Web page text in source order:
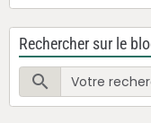
Rechercher sur le